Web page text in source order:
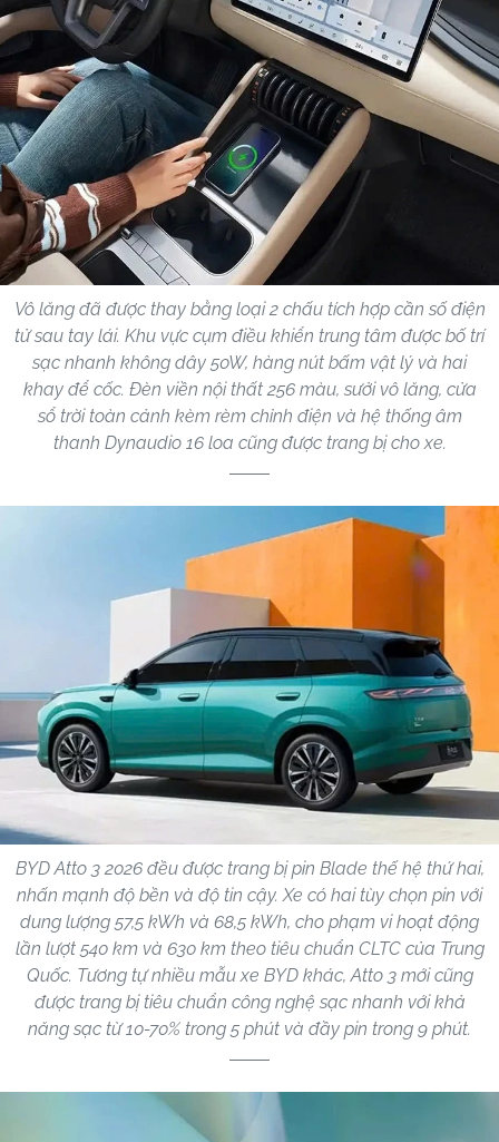
Vô lăng đã được thay bằng loại 2 chấu tích hợp cần số điện
tử sau tay lái. Khu vực cụm điều khiển trung tâm được bố trí
sạc nhanh không dây 50W, hàng nút bấm vật lý và hai
khay để cốc. Đèn viền nội thất 256 màu, sưởi vô lăng, cửa
sổ trời toàn cảnh kèm rèm chỉnh điện và hệ thống âm
thanh Dynaudio 16 loa cũng được trang bị cho xe.
BYD Atto 3 2026 đều được trang bị pin Blade thế hệ thứ hai,
nhấn mạnh độ bền và độ tin cậy. Xe có hai tùy chọn pin với
dung lượng 57,5 kWh và 68,5 kWh, cho phạm vi hoạt động
lần lượt 540 km và 630 km theo tiêu chuẩn CLTC của Trung
Quốc. Tương tự nhiều mẫu xe BYD khác, Atto 3 mới cũng
được trang bị tiêu chuẩn công nghệ sạc nhanh với khả
năng sạc từ 10-70% trong 5 phút và đầy pin trong 9 phút.